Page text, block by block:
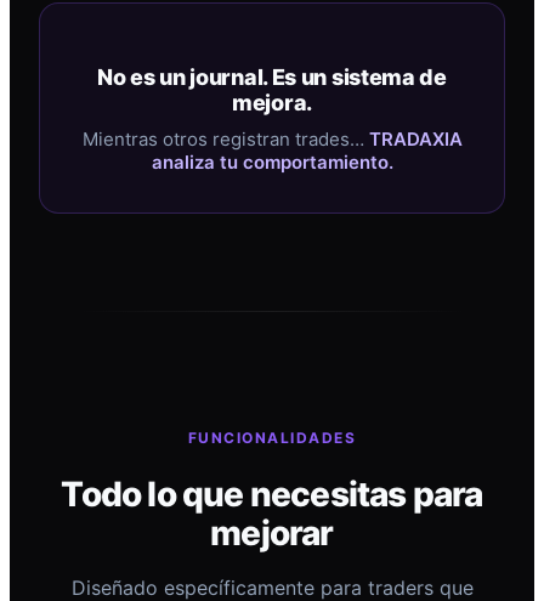
No es un journal. Es un sistema de
mejora.
Mientras otros registran trades… TRADAXIA
analiza tu comportamiento.
FUNCIONALIDADES
Todo lo que necesitas para
mejorar
Diseñado específicamente para traders que